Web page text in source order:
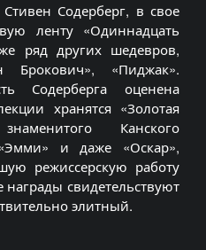
Стивен Содерберг, в свое
ленту «Одиннадцать
ряд других шедевров,
Брокович», «Пиджак».
Содерберга оценена
хранятся «Золотая
Канского
Эмми» и даже «Оскар»,
режиссерскую работу
свидетельствуют
элитный.